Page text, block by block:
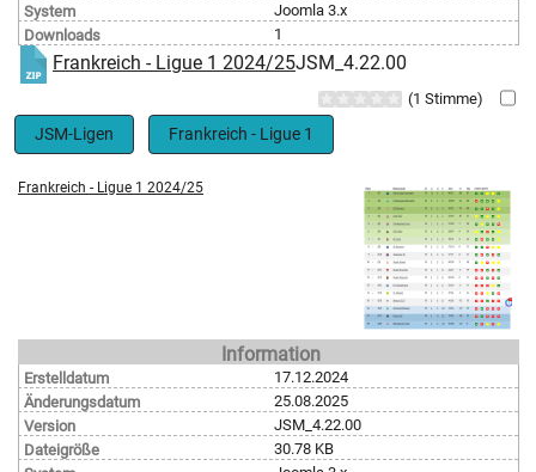
System
Joomla 3.x
Downloads
1
Frankreich - Ligue 1 2024/25JSM_4.22.00
(1 Stimme)
JSM-Ligen Frankreich - Ligue 1
Frankreich - Ligue 1 2024/25
Information
Erstelldatum
17.12.2024
Änderungsdatum
25.08.2025
Version
JSM_4.22.00
Dateigröße
30.78 KB